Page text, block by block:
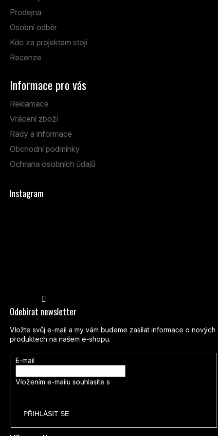
Prodejna
Osobní odběr
Kdo za projektem stojí
Recenze
Informace pro vás
Reklamace
Vrácení zboží
Rady a informace
Obchodní podmínky
Ochrana osobních údajů
Instagram
Odebírat newsletter
Vložte svůj e-mail a my vám budeme zasílat informace o nových
produktech na našem e-shopu.
E-mail
Vložením e-mailu souhlasíte s
PŘIHLÁSIT SE